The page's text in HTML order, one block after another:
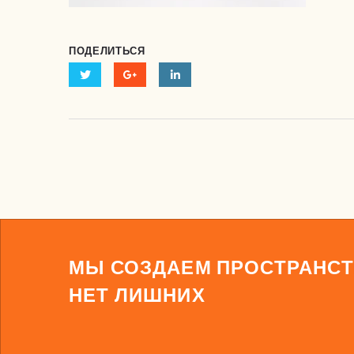
ПОДЕЛИТЬСЯ
МЫ СОЗДАЕМ
НЕТ ЛИШНИХ